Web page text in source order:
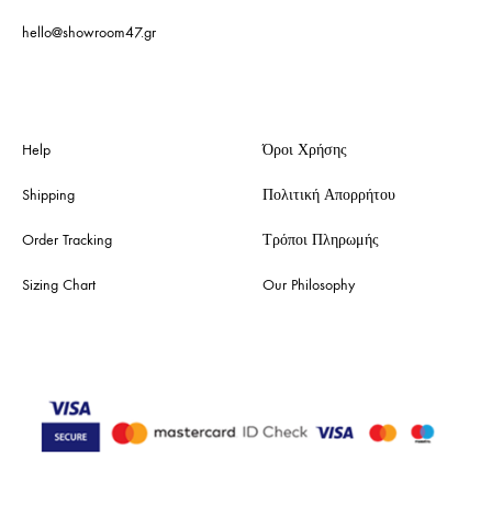
hello@showroom47.gr
Help
Shipping
Order Tracking
Sizing Chart
Όροι Χρήσης
Πολιτική Απορρήτου
Τρόποι Πληρωμής
Our Philosophy